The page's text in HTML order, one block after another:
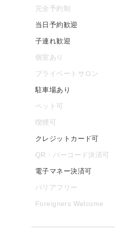
完全予約制
当日予約歓迎
子連れ歓迎
個室あり
プライベートサロン
駐車場あり
ペット可
喫煙可
クレジットカード可
QR・バーコード決済可
電子マネー決済可
バリアフリー
Foreigners Welcome